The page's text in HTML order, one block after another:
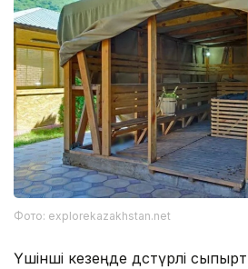
Фото: explorekazakhstan.net
Үшінші кезеңде дәстүрлі